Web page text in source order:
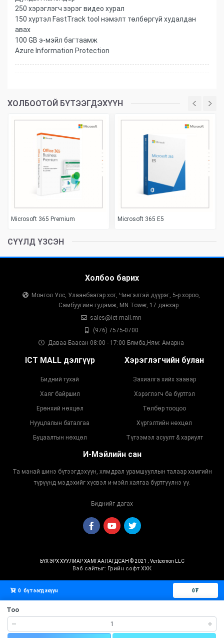
250 хэрэглэгч зэрэг видео хурал
150 хүртэл FastTrack tool нэмэлт төлбөргүй худалдан
авах
100 GB э-мэйл багтаамж
Azure Information Protection
Тоо
ХОЛБООТОЙ БҮТЭЭГДЭХҮҮН
Microsoft 365 Premium Microsoft 365 E5
СҮҮЛД ҮЗСЭН
Холбоо барих
Монгол Улс, Улаанбаатар хот, Чингэлтэй дүүрэг, 5-р хороо,
Самбуугийн гудамж, MN Tower, 17 давхар
sales@ict-mall.mn
(976) 7575-0700
Даваа-Баасан 08:00 - 17:00 Бямба,Ням: Амарна
ICT MALL дэлгүүр
Бидний тухай
Хаяг байршил
Ерөнхий нөхцөл
Нууцлалын баталгаа
Буцаалтын нөхцөл
Хэрэглэгчийн булан
Захиалга хийх заавар
Хэрэглэгч ба бүртгэл
Төлбөр тооцоо
Хүргэлтийн нөхцөл
Түгээмэл асуулт & хариулт
И-Мэйлийн сан
Та манай шинэ бүтээгдэхүүн, хямдрал урамшууллын талаар хамгийн
түрүүнд мэдэхийг хүсвэл и-мэйл хаягаа бүртгүүлнэ үү.
Биднийг дагах
БҮХ ЭРХ ХУУЛИАР ХАМГААЛАГДСАН © 2021 ; Vertexmon LLC
Вэб сайтыг: Грийн софт ХХК
0 бүтээгдэхүүн 0₮